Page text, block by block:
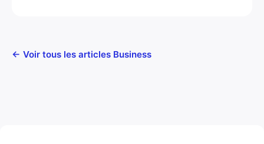
← Voir tous les articles Business